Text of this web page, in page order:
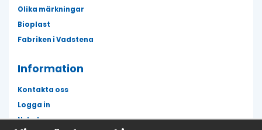
Olika märkningar
Bioplast
Fabriken i Vadstena
Information
Kontakta oss
Logga in
Nyheter